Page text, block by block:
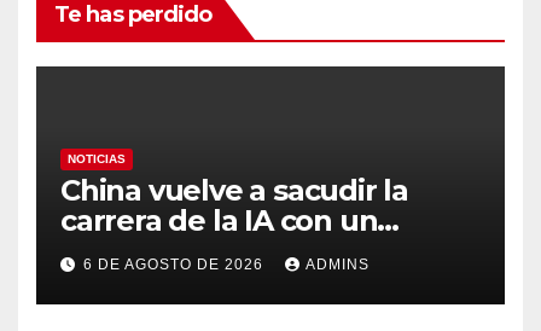
Te has perdido
NOTICIAS
China vuelve a sacudir la
carrera de la IA con un
modelo capaz de trabajar
durante días sin intervención
humana
6 DE AGOSTO DE 2026 ADMINS